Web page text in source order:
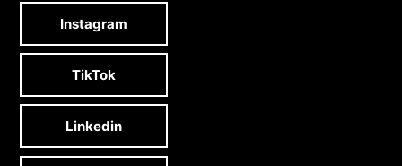
Instagram
TikTok
Linkedin